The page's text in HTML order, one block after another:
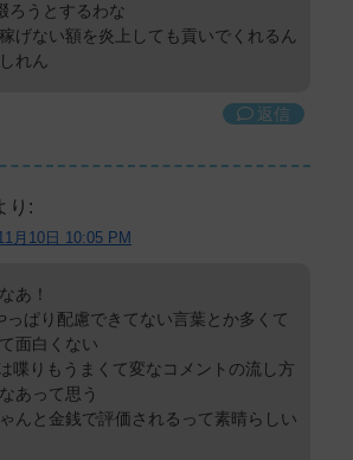
ろうとするわな
げない額を炎上しても貢いでくれるん
れん
返信
り:
月10日 10:05 PM
あ！
っぱり配慮できてない言葉とか多くて
面白くない
喋りもうまくて変なコメントの流し方
あって思う
んと金銭で評価されるって素晴らしい